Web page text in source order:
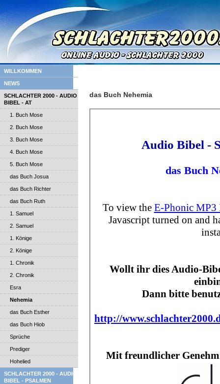
WILLKOMMEN
NEWS
SCHLACHTER 2000 - AUDIO
BIBEL - AT
1. Buch Mose
2. Buch Mose
3. Buch Mose
4. Buch Mose
5. Buch Mose
das Buch Josua
das Buch Richter
das Buch Ruth
1. Samuel
2. Samuel
1. Könige
2. Könige
1. Chronik
2. Chronik
Esra
Nehemia
das Buch Esther
das Buch Hiob
Sprüche
Prediger
Hohelied
SCHLACHTER 2000 - AUDIO
BIBEL - PSALMEN
das Buch Nehemia